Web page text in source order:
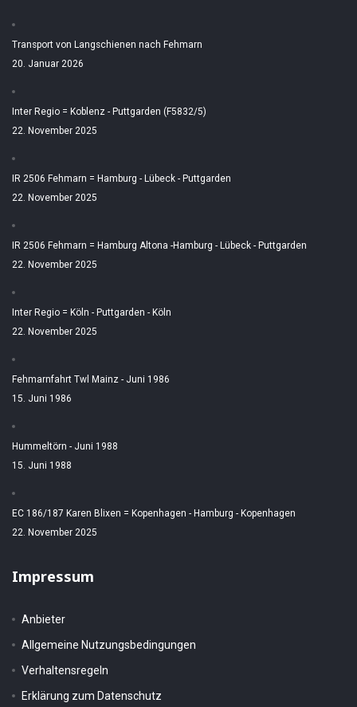
Transport von Langschienen nach Fehmarn
20. Januar 2026
Inter Regio = Koblenz - Puttgarden (F5832/5)
22. November 2025
IR 2506 Fehmarn = Hamburg - Lübeck - Puttgarden
22. November 2025
IR 2506 Fehmarn = Hamburg Altona -Hamburg - Lübeck - Puttgarden
22. November 2025
Inter Regio = Köln - Puttgarden - Köln
22. November 2025
Fehmarnfahrt Twl Mainz - Juni 1986
15. Juni 1986
Hummeltörn - Juni 1988
15. Juni 1988
EC 186/187 Karen Blixen = Kopenhagen - Hamburg - Kopenhagen
22. November 2025
Impressum
Anbieter
Allgemeine Nutzungsbedingungen
Verhaltensregeln
Erklärung zum Datenschutz